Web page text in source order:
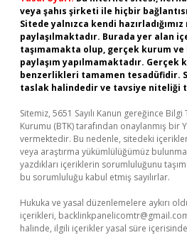
veya şahıs şirketi ile hiçbir
Sitede yalnızca kendi
paylaşılmaktadır. Burada yer alan
taşımamakta olup, gerçek kurum
paylaşım yapılmamaktadır.
benzerlikleri tamamen tesadüfidir.
taslak halindedir ve tavsiye niteliği
Sitemiz, 5651 Sayılı Kanun gereğince
Kurumu (BTK) tarafından onaylanmış bir
vermektedir. Bu nedenle, sitedeki
veya araştırma yükümlülüğümüz
yazdıkları içeriklerin sorumluluğunu
bu sorumluluğu kabul etmiş sayılırlar.
Hukuka ve yasal düzenlemelere aykırı
içerikleri,
halinde, ilgili içerikler yasal süre